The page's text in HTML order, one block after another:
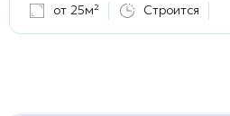
от 25м² Строится